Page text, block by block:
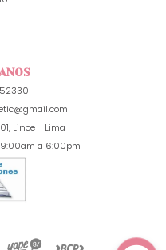
Lince - Lima
a 6:00pm